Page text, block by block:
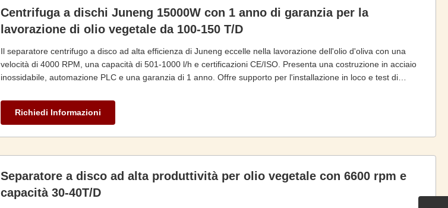
Centrifuga a dischi Juneng 15000W con 1 anno di garanzia per la
lavorazione di olio vegetale da 100-150 T/D
Il separatore centrifugo a disco ad alta efficienza di Juneng eccelle nella lavorazione dell'olio d'oliva con una
velocità di 4000 RPM, una capacità di 501-1000 l/h e certificazioni CE/ISO. Presenta una costruzione in acciaio
inossidabile, automazione PLC e una garanzia di 1 anno. Offre supporto per l'installazione in loco e test di
Richiedi Informazioni
Separatore a disco ad alta produttività per olio vegetale con 6600 rpm e
capacità 30-40T/D